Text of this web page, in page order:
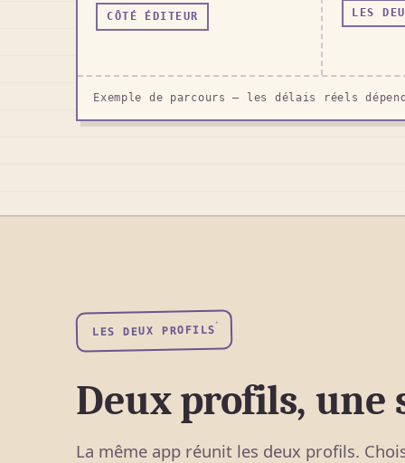
CÔTÉ ÉDITEUR LES
Exemple de parcours — les délais réels
LES DEUX PROFILS
Deux profils, une
La même app réunit les deux profils.